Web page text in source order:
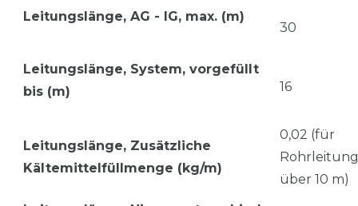
Leitungslänge, AG - IG, max. (m)
30
Leitungslänge, System, vorgefüllt
bis (m)
16
Leitungslänge, Zusätzliche
Kältemittelfüllmenge (kg/m)
0,02 (für
über 10 m)